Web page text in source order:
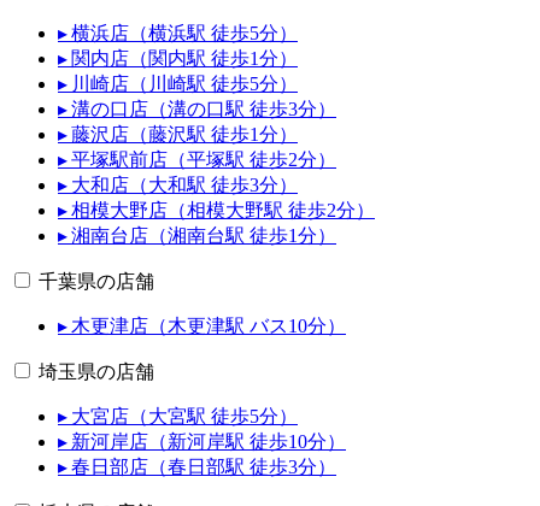
▸ 横浜店（横浜駅 徒歩5分）
▸ 関内店（関内駅 徒歩1分）
▸ 川崎店（川崎駅 徒歩5分）
▸ 溝の口店（溝の口駅 徒歩3分）
▸ 藤沢店（藤沢駅 徒歩1分）
▸ 平塚駅前店（平塚駅 徒歩2分）
▸ 大和店（大和駅 徒歩3分）
▸ 相模大野店（相模大野駅 徒歩2分）
▸ 湘南台店（湘南台駅 徒歩1分）
千葉県の店舗
▸ 木更津店（木更津駅 バス10分）
埼玉県の店舗
▸ 大宮店（大宮駅 徒歩5分）
▸ 新河岸店（新河岸駅 徒歩10分）
▸ 春日部店（春日部駅 徒歩3分）